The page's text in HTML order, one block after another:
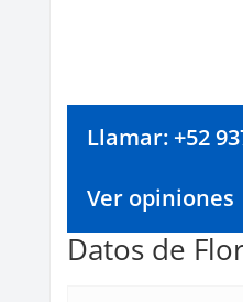
Llamar: +52
Ver opiniones
Datos de